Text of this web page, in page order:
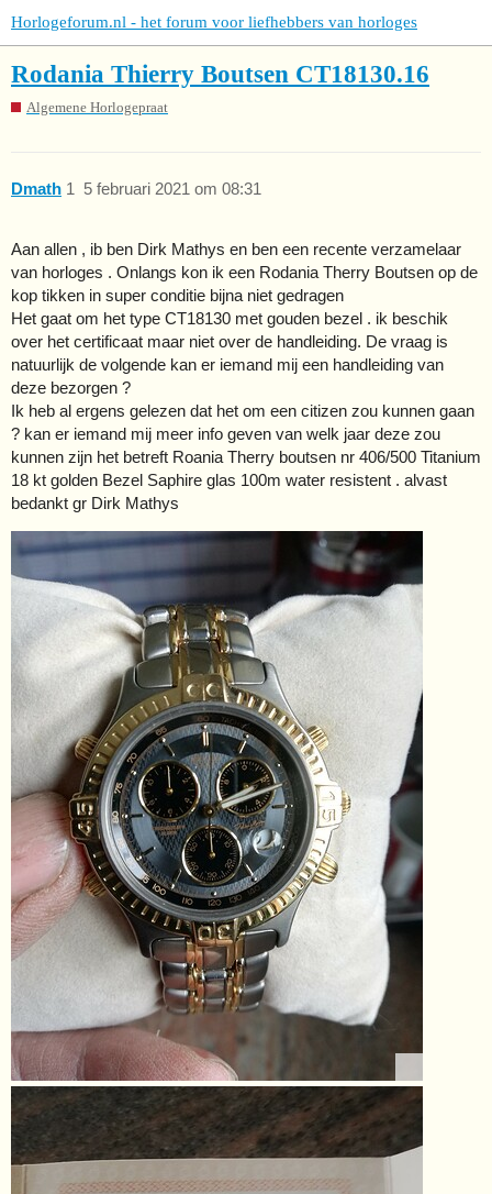
Horlogeforum.nl - het forum voor liefhebbers van horloges
Rodania Thierry Boutsen CT18130.16
Algemene Horlogepraat
Dmath 5 februari 2021 om 08:31
1
Aan allen , ib ben Dirk Mathys en ben een recente verzamelaar
van horloges . Onlangs kon ik een Rodania Therry Boutsen op de
kop tikken in super conditie bijna niet gedragen
Het gaat om het type CT18130 met gouden bezel . ik beschik
over het certificaat maar niet over de handleiding. De vraag is
natuurlijk de volgende kan er iemand mij een handleiding van
deze bezorgen ?
Ik heb al ergens gelezen dat het om een citizen zou kunnen gaan
? kan er iemand mij meer info geven van welk jaar deze zou
kunnen zijn het betreft Roania Therry boutsen nr 406/500 Titanium
18 kt golden Bezel Saphire glas 100m water resistent . alvast
bedankt gr Dirk Mathys